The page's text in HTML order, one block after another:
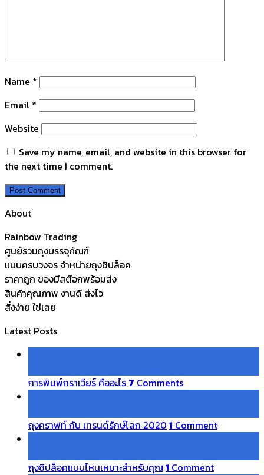
Name *
Email *
Website
Save my name, email, and website in this browser for
the next time I comment.
About
Rainbow Trading
ศูนย์รวมถุงบรรจุภัณฑ์
แบบครบวงจร จำหน่ายถุงซิปล็อค
ราคาถูก ของมีสต๊อกพร้อมส่ง
สินค้าคุณภาพ งานดี ส่งไว
สั่งง่าย ใช่เลย
Latest Posts
การพิมพ์กราเวียร์ คืออะไร 7 Comments
ถุงคราฟท์ กับ เทรนด์รักษ์โลก 2020 1 Comment
ถุงซิปล็อคแบบไหนเหมาะสำหรับคุณ 1 Comment